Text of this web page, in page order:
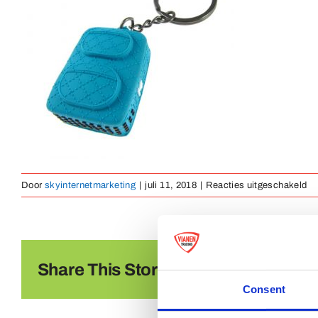
Consent
Door skyinternetmarketing juli 11, 2018 Reacties uitgeschakeld
Share This Story, Choose Your